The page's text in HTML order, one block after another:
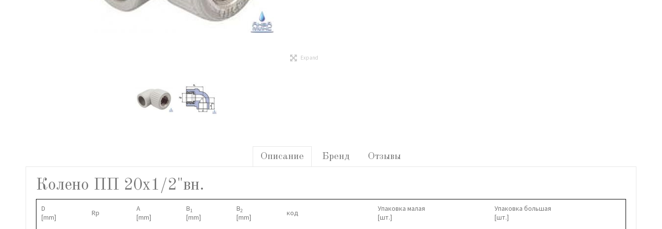
Expand
Описание Бренд Отзывы
Колено ПП 20х1/2"вн.
D
[mm]
Rp
A
[mm]
B1
[mm]
B2
[mm] код
Упаковка малая
[шт.]
Упаковка большая
[шт.]